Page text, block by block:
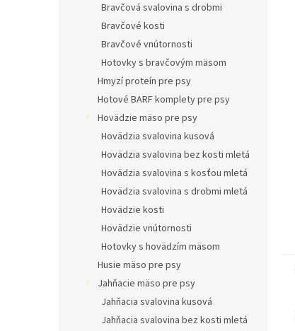
Bravčová svalovina s drobmi
Bravčové kosti
Bravčové vnútornosti
Hotovky s bravčovým mäsom
Hmyzí proteín pre psy
Hotové BARF komplety pre psy
Hovädzie mäso pre psy
Hovädzia svalovina kusová
Hovädzia svalovina bez kosti mletá
Hovädzia svalovina s kosťou mletá
Hovädzia svalovina s drobmi mletá
Hovädzie kosti
Hovädzie vnútornosti
Hotovky s hovädzím mäsom
Husie mäso pre psy
Jahňacie mäso pre psy
Jahňacia svalovina kusová
Jahňacia svalovina bez kosti mletá